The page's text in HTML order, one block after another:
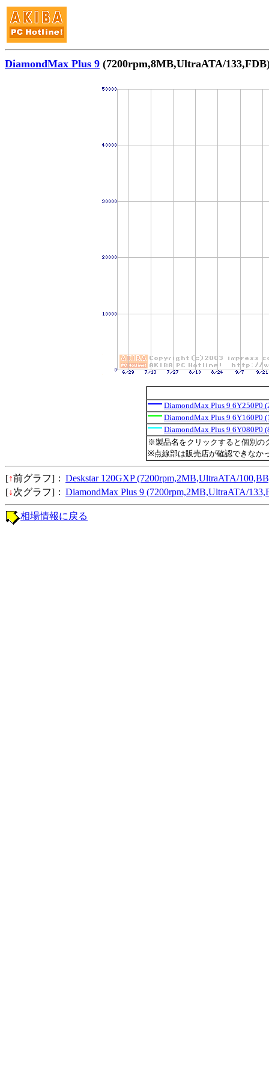
DiamondMax Plus 9 (7200rpm,8MB,UltraATA/
DiamondMax Plus 9 6Y250P0
DiamondMax Plus 9 6Y160P0
DiamondMax Plus 9 6Y080P0
※製品名をクリックすると個別の
※点線部は販売店が確認できなか
[↑前グラフ]： Deskstar 120GXP (7200rpm,2MB,UltraATA/
[↓次グラフ]： DiamondMax Plus 9 (7200rpm,2MB,UltraATA/
相場情報に戻る